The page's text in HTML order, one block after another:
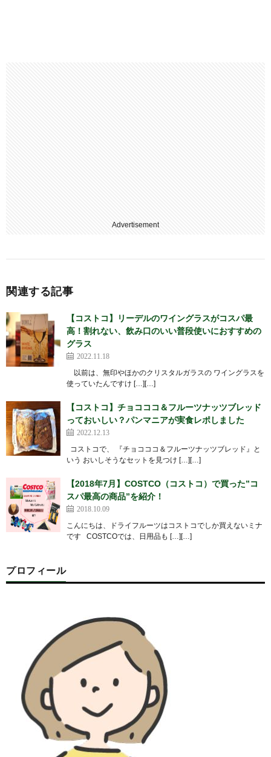
Advertisement
関連する記事
【コストコ】リーデルのワイングラスがコスパ最
高！割れない、飲み口のいい普段使いにおすすめの
グラス
2022.11.18
以前は、無印やほかのクリスタルガラスの ワイングラスを
使っていたんですけ […][…]
【コストコ】チョコココ＆フルーツナッツブレッド
っておいしい？パンマニアが実食レポしました
2022.12.13
コストコで、 『チョコココ＆フルーツナッツブレッド』と
いう おいしそうなセットを見つけ […][…]
【2018年7月】COSTCO（コストコ）で買った”コ
スパ最高の商品”を紹介！
2018.10.09
こんにちは、ドライフルーツはコストコでしか買えないミナ
です COSTCOでは、日用品も […][…]
プロフィール